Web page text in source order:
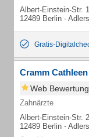
Albert-Einstein-Str.
12489 Berlin -
Gratis-
Cramm
Web
Zahnärzte
Albert-Einstein-Str. 2
12489 Berlin -